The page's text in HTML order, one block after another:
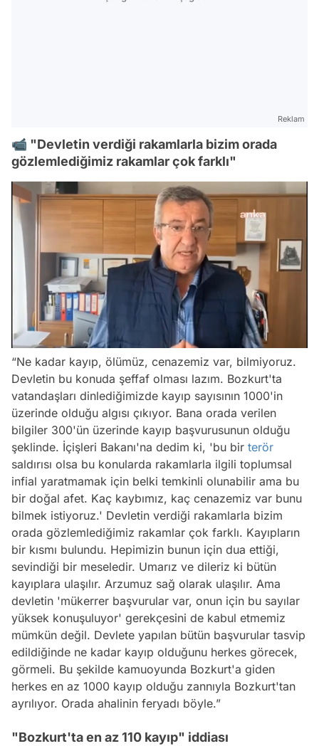
Reklam
📹 "Devletin verdiği rakamlarla bizim orada
gözlemlediğimiz rakamlar çok farklı"
“Ne kadar kayıp, ölümüz, cenazemiz var, bilmiyoruz.
Devletin bu konuda şeffaf olması lazım. Bozkurt'ta
vatandaşları dinlediğimizde kayıp sayısının 1000'in
üzerinde olduğu algısı çıkıyor. Bana orada verilen
bilgiler 300'ün üzerinde kayıp başvurusunun olduğu
şeklinde. İçişleri Bakanı'na dedim ki, 'bu bir terör
saldırısı olsa bu konularda rakamlarla ilgili toplumsal
infial yaratmamak için belki temkinli olunabilir ama bu
bir doğal afet. Kaç kaybımız, kaç cenazemiz var bunu
bilmek istiyoruz.' Devletin verdiği rakamlarla bizim
orada gözlemlediğimiz rakamlar çok farklı. Kayıpların
bir kısmı bulundu. Hepimizin bunun için dua ettiği,
sevindiği bir meseledir. Umarız ve dileriz ki bütün
kayıplara ulaşılır. Arzumuz sağ olarak ulaşılır. Ama
devletin 'mükerrer başvurular var, onun için bu sayılar
yüksek konuşuluyor' gerekçesini de kabul etmemiz
mümkün değil. Devlete yapılan bütün başvurular tasvip
edildiğinde ne kadar kayıp olduğunu herkes görecek,
görmeli. Bu şekilde kamuoyunda Bozkurt'a giden
herkes en az 1000 kayıp olduğu zannıyla Bozkurt'tan
ayrılıyor. Orada ahalinin feryadı böyle.”
"Bozkurt'ta en az 110 kayıp" iddiası